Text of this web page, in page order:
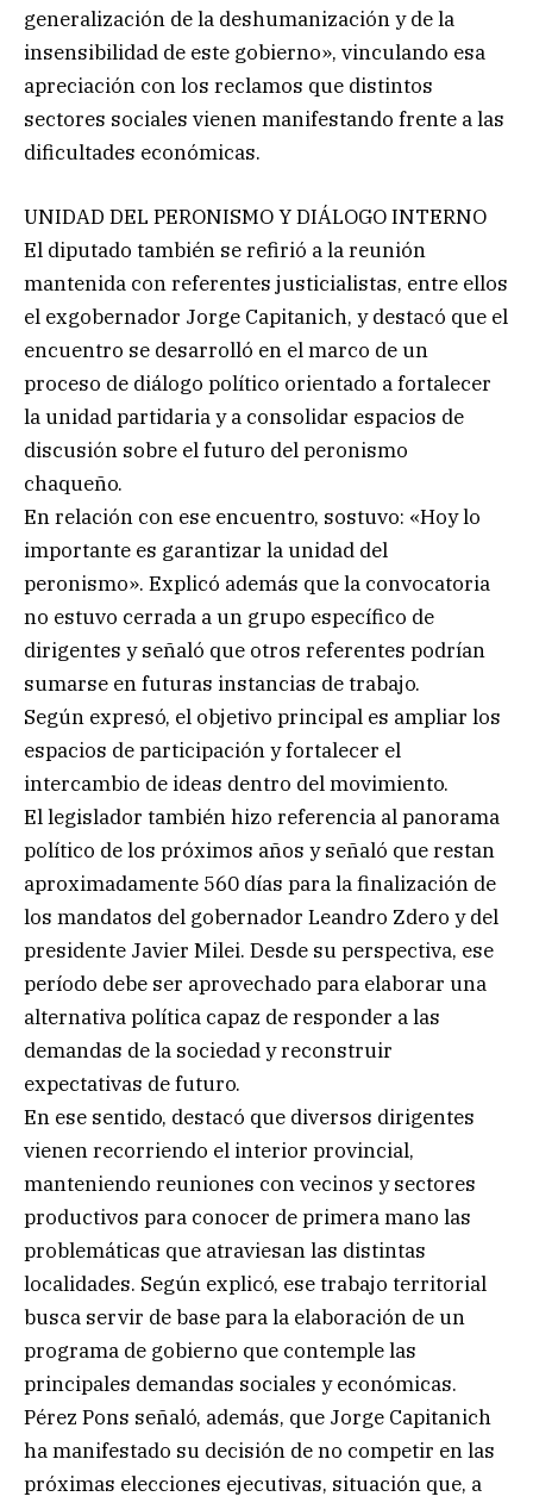
generalización de la deshumanización y de la
insensibilidad de este gobierno», vinculando esa
apreciación con los reclamos que distintos
sectores sociales vienen manifestando frente a las
dificultades económicas.
UNIDAD DEL PERONISMO Y DIÁLOGO INTERNO
El diputado también se refirió a la reunión
mantenida con referentes justicialistas, entre ellos
el exgobernador Jorge Capitanich, y destacó que el
encuentro se desarrolló en el marco de un
proceso de diálogo político orientado a fortalecer
la unidad partidaria y a consolidar espacios de
discusión sobre el futuro del peronismo
chaqueño.
En relación con ese encuentro, sostuvo: «Hoy lo
importante es garantizar la unidad del
peronismo». Explicó además que la convocatoria
no estuvo cerrada a un grupo específico de
dirigentes y señaló que otros referentes podrían
sumarse en futuras instancias de trabajo.
Según expresó, el objetivo principal es ampliar los
espacios de participación y fortalecer el
intercambio de ideas dentro del movimiento.
El legislador también hizo referencia al panorama
político de los próximos años y señaló que restan
aproximadamente 560 días para la finalización de
los mandatos del gobernador Leandro Zdero y del
presidente Javier Milei. Desde su perspectiva, ese
período debe ser aprovechado para elaborar una
alternativa política capaz de responder a las
demandas de la sociedad y reconstruir
expectativas de futuro.
En ese sentido, destacó que diversos dirigentes
vienen recorriendo el interior provincial,
manteniendo reuniones con vecinos y sectores
productivos para conocer de primera mano las
problemáticas que atraviesan las distintas
localidades. Según explicó, ese trabajo territorial
busca servir de base para la elaboración de un
programa de gobierno que contemple las
principales demandas sociales y económicas.
Pérez Pons señaló, además, que Jorge Capitanich
ha manifestado su decisión de no competir en las
próximas elecciones ejecutivas, situación que, a